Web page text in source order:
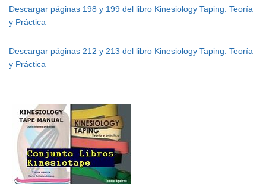
Descargar páginas 198 y 199 del libro Kinesiology Taping. Teoría
y Práctica
Descargar páginas 212 y 213 del libro Kinesiology Taping. Teoría
y Práctica